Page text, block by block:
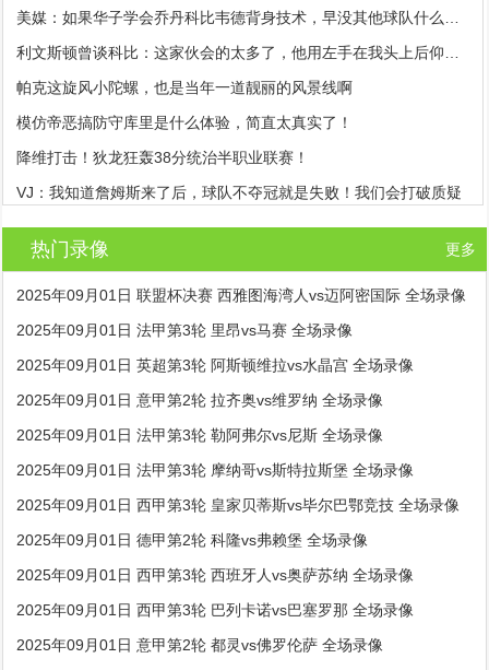
帕克这旋风小陀螺，也是当年一道靓丽的风景线啊
模仿帝恶搞防守库里是什么体验，简直太真实了！
降维打击！狄龙狂轰38分统治半职业联赛！
VJ：我知道詹姆斯来了后，球队不夺冠就是失败！我们会打破质疑
热门录像 更多
2025年09月01日 联盟杯决赛 西雅图海湾人vs迈阿密国际 全场录像
2025年09月01日 法甲第3轮 里昂vs马赛 全场录像
2025年09月01日 英超第3轮 阿斯顿维拉vs水晶宫 全场录像
2025年09月01日 意甲第2轮 拉齐奥vs维罗纳 全场录像
2025年09月01日 法甲第3轮 勒阿弗尔vs尼斯 全场录像
2025年09月01日 法甲第3轮 摩纳哥vs斯特拉斯堡 全场录像
2025年09月01日 西甲第3轮 皇家贝蒂斯vs毕尔巴鄂竞技 全场录像
2025年09月01日 德甲第2轮 科隆vs弗赖堡 全场录像
2025年09月01日 西甲第3轮 西班牙人vs奥萨苏纳 全场录像
2025年09月01日 西甲第3轮 巴列卡诺vs巴塞罗那 全场录像
2025年09月01日 意甲第2轮 都灵vs佛罗伦萨 全场录像